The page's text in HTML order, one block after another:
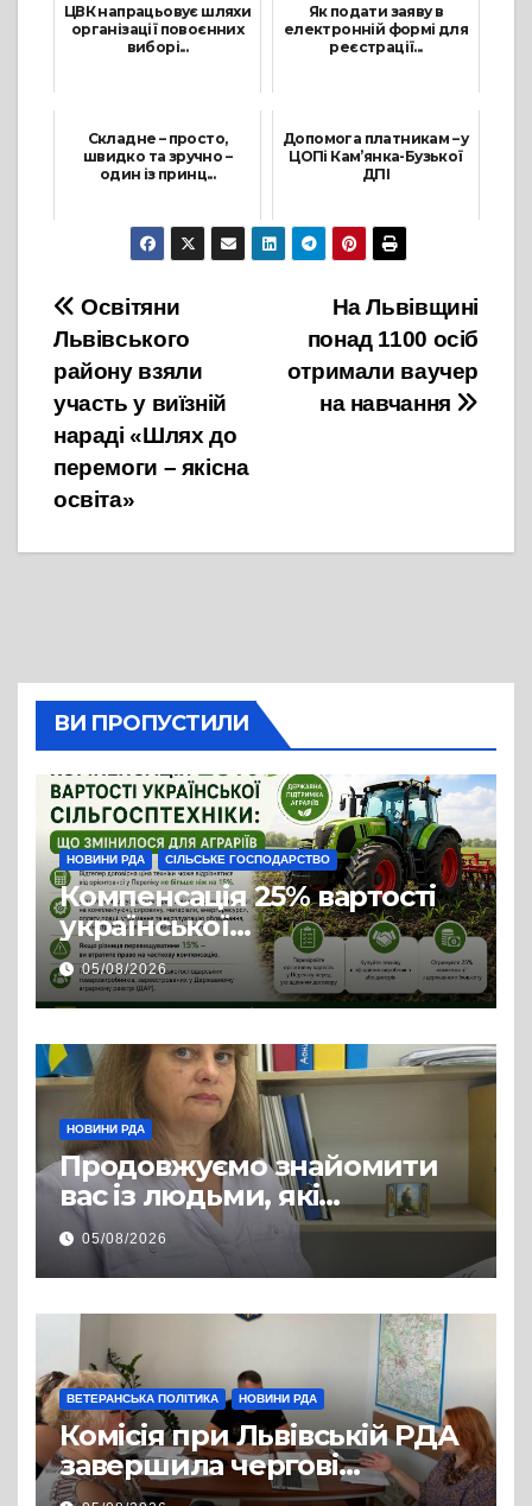
ЦВК напрацьовує шляхи
організації повоєнних
виборі...
Як подати заяву в
електронній формі для
реєстрації...
Складне – просто,
швидко та зручно –
один із принц...
1 Травня, 2024
Допомога платникам – у
ЦОПі Кам’янка-Бузької
ДПІ
9 Вересня, 2024
Навігація
записів
На Львівщині
понад 1100 осіб
отримали ваучер
на навчання
Освітяни
Львівського
району взяли
участь у виїзній
нараді «Шлях до
перемоги – якісна
освіта»
ВИ ПРОПУСТИЛИ
НОВИНИ РДА СІЛЬСЬКЕ ГОСПОДАРСТВО
Компенсація 25% вартості
української
сільгосптехніки: що
змінилося для аграріїв
05/08/2026
НОВИНИ РДА
Продовжуємо знайомити
вас із людьми, які
допомагають нашим
захисникам і захисницям
повертатися до цивільного
життя
05/08/2026
ВЕТЕРАНСЬКА ПОЛІТИКА НОВИНИ РДА
Комісія при Львівській РДА
завершила чергові
співбесіди та